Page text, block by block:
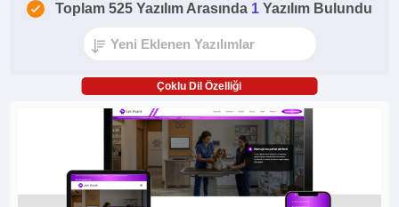
Toplam 525 Yazılım Arasında 1 Yazılım Bulundu
Çoklu Dil Özelliği